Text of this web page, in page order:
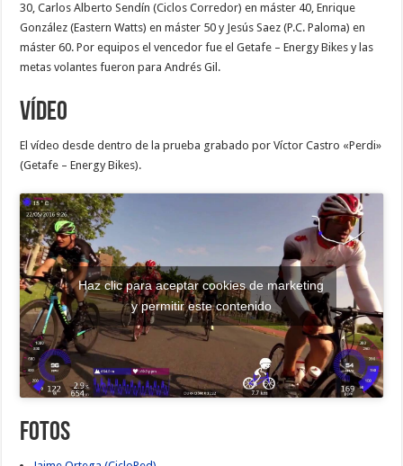
30, Carlos Alberto Sendín (Ciclos Corredor) en máster 40, Enrique
González (Eastern Watts) en máster 50 y Jesús Saez (P.C. Paloma) en
máster 60. Por equipos el vencedor fue el Getafe – Energy Bikes y las
metas volantes fueron para Andrés Gil.
Vídeo
El vídeo desde dentro de la prueba grabado por Víctor Castro «Perdi»
(Getafe – Energy Bikes).
Haz clic para aceptar cookies de marketing
y permitir este contenido
Fotos